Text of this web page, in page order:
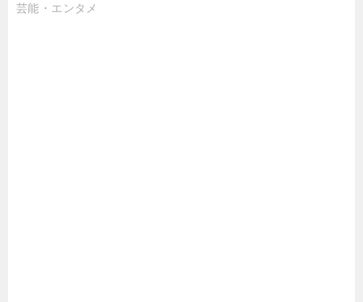
芸能・エンタメ